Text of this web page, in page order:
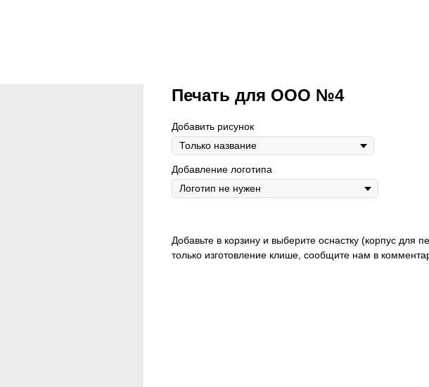
Печать для ООО №4
Добавить рисунок
Добавление логотипа
Добавьте в корзину и выберите оснастку (корпус для
только изготовление клише, сообщите нам в